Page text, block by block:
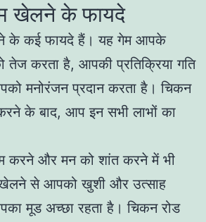
खेलने के फायदे
के कई फायदे हैं। यह गेम आपके
तेज करता है, आपकी प्रतिक्रिया गति
मनोरंजन प्रदान करता है। चिकन
के बाद, आप इन सभी लाभों का
करने और मन को शांत करने में भी
से आपको खुशी और उत्साह
मूड अच्छा रहता है। चिकन रोड